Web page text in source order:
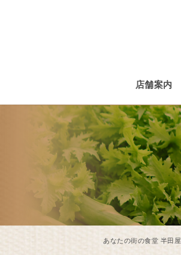
店舗案内
あなたの街の食堂 半田屋